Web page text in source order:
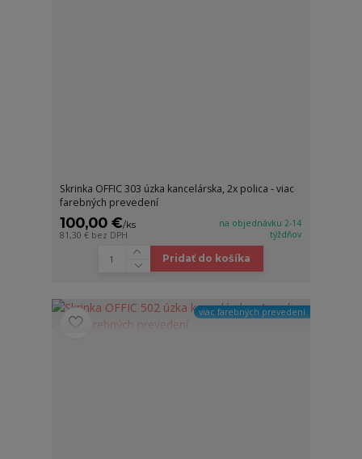
Skrinka OFFIC 303 úzka kancelárska, 2x polica - viac
farebných prevedení
100,00 €/ks
81,30 € bez DPH
na objednávku 2-14
týždňov
Pridať do košíka
viac farebných prevedení